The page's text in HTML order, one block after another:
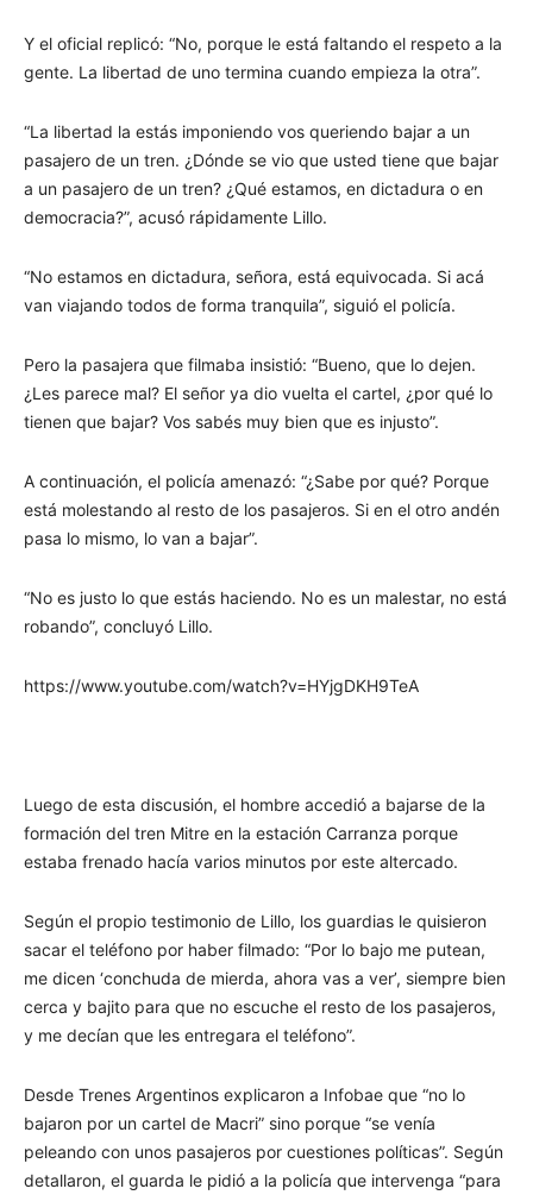
Y el oficial replicó: “No, porque le está faltando el respeto a la
gente. La libertad de uno termina cuando empieza la otra”.
“La libertad la estás imponiendo vos queriendo bajar a un
pasajero de un tren. ¿Dónde se vio que usted tiene que bajar
a un pasajero de un tren? ¿Qué estamos, en dictadura o en
democracia?”, acusó rápidamente Lillo.
“No estamos en dictadura, señora, está equivocada. Si acá
van viajando todos de forma tranquila”, siguió el policía.
Pero la pasajera que filmaba insistió: “Bueno, que lo dejen.
¿Les parece mal? El señor ya dio vuelta el cartel, ¿por qué lo
tienen que bajar? Vos sabés muy bien que es injusto”.
A continuación, el policía amenazó: “¿Sabe por qué? Porque
está molestando al resto de los pasajeros. Si en el otro andén
pasa lo mismo, lo van a bajar”.
“No es justo lo que estás haciendo. No es un malestar, no está
robando”, concluyó Lillo.
https://www.youtube.com/watch?v=HYjgDKH9TeA
Luego de esta discusión, el hombre accedió a bajarse de la
formación del tren Mitre en la estación Carranza porque
estaba frenado hacía varios minutos por este altercado.
Según el propio testimonio de Lillo, los guardias le quisieron
sacar el teléfono por haber filmado: “Por lo bajo me putean,
me dicen ‘conchuda de mierda, ahora vas a ver’, siempre bien
cerca y bajito para que no escuche el resto de los pasajeros,
y me decían que les entregara el teléfono”.
Desde Trenes Argentinos explicaron a Infobae que “no lo
bajaron por un cartel de Macri” sino porque “se venía
peleando con unos pasajeros por cuestiones políticas”. Según
detallaron, el guarda le pidió a la policía que intervenga “para